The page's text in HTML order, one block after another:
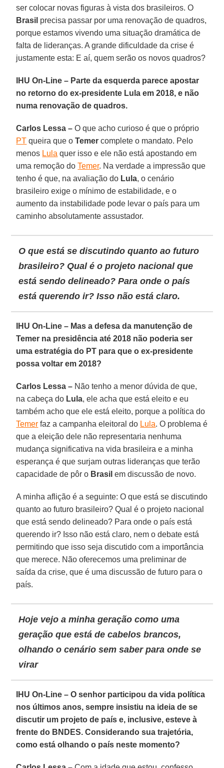
ser colocar novas figuras à vista dos brasileiros. O
Brasil precisa passar por uma renovação de quadros,
porque estamos vivendo uma situação dramática de
falta de lideranças. A grande dificuldade da crise é
justamente esta: E aí, quem serão os novos quadros?
IHU On-Line – Parte da esquerda parece apostar
no retorno do ex-presidente Lula em 2018, e não
numa renovação de quadros.
Carlos Lessa – O que acho curioso é que o próprio
PT queira que oTemer complete o mandato. Pelo
menos Lula quer isso e ele não está apostando em
uma remoção doTemer. Na verdade a impressão que
tenho é que, na avaliação do Lula, o cenário
brasileiro exige o mínimo de estabilidade, e o
aumento da instabilidade pode levar o país para um
caminho absolutamente assustador.
O que está se discutindo quanto ao futuro
brasileiro? Qual é o projeto nacional que
está sendo delineado? Para onde o país
está querendo ir? Isso não está claro.
IHU On-Line – Mas a defesa da manutenção de
Temer na presidência até 2018 não poderia ser
uma estratégia do PT para que o ex-presidente
possa voltar em 2018?
Carlos Lessa – Não tenho a menor dúvida de que,
na cabeça do Lula, ele acha que está eleito e eu
também acho que ele está eleito, porque a política do
Temer faz a campanha eleitoral do Lula. O problema é
que a eleição dele não representaria nenhuma
mudança significativa na vida brasileira e a minha
esperança é que surjam outras lideranças que terão
capacidade de pôr o Brasil em discussão de novo.
A minha aflição é a seguinte: O que está se discutindo
quanto ao futuro brasileiro? Qual é o projeto nacional
que está sendo delineado? Para onde o país está
querendo ir? Isso não está claro, nem o debate está
permitindo que isso seja discutido com a importância
que merece. Não oferecemos uma preliminar de
saída da crise, que é uma discussão de futuro para o
país.
Hoje vejo a minha geração como uma
geração que está de cabelos brancos,
olhando o cenário sem saber para onde se
virar
IHU On-Line – O senhor participou da vida política
nos últimos anos, sempre insistiu na ideia de se
discutir um projeto de país e, inclusive, esteve à
frente do BNDES. Considerando sua trajetória,
como está olhando o país neste momento?